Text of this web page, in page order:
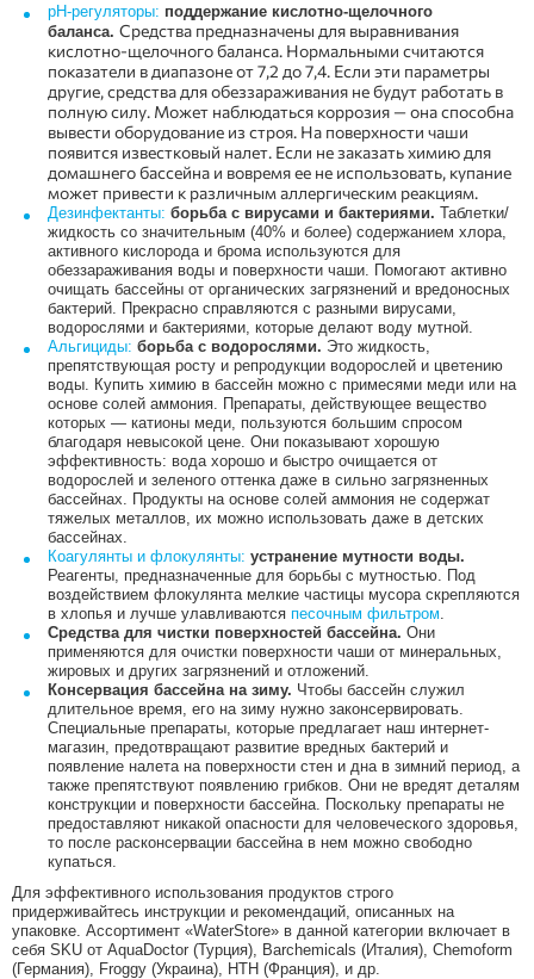
pH-регуляторы: поддержание кислотно-щелочного
баланса. Средства предназначены для выравнивания
кислотно-щелочного баланса. Нормальными считаются
показатели в диапазоне от 7,2 до 7,4. Если эти параметры
другие, средства для обеззараживания не будут работать в
полную силу. Может наблюдаться коррозия — она способна
вывести оборудование из строя. На поверхности чаши
появится известковый налет. Если не заказать химию для
домашнего бассейна и вовремя ее не использовать, купание
может привести к различным аллергическим реакциям.
Дезинфектанты: борьба с вирусами и бактериями. Таблетки/
жидкость со значительным (40% и более) содержанием хлора,
активного кислорода и брома используются для
обеззараживания воды и поверхности чаши. Помогают активно
очищать бассейны от органических загрязнений и вредоносных
бактерий. Прекрасно справляются с разными вирусами,
водорослями и бактериями, которые делают воду мутной.
Альгициды: борьба с водорослями. Это жидкость,
препятствующая росту и репродукции водорослей и цветению
воды. Купить химию в бассейн можно с примесями меди или на
основе солей аммония. Препараты, действующее вещество
которых — катионы меди, пользуются большим спросом
благодаря невысокой цене. Они показывают хорошую
эффективность: вода хорошо и быстро очищается от
водорослей и зеленого оттенка даже в сильно загрязненных
бассейнах. Продукты на основе солей аммония не содержат
тяжелых металлов, их можно использовать даже в детских
бассейнах.
Коагулянты и флокулянты: устранение мутности воды.
Реагенты, предназначенные для борьбы с мутностью. Под
воздействием флокулянта мелкие частицы мусора скрепляются
в хлопья и лучше улавливаются песочным фильтром
Средства для чистки поверхностей бассейна. Они
применяются для очистки поверхности чаши от минеральных,
жировых и других загрязнений и отложений.
Консервация бассейна на зиму. Чтобы бассейн служил
длительное время, его на зиму нужно законсервировать.
Специальные препараты, которые предлагает наш интернет-
магазин, предотвращают развитие вредных бактерий и
появление налета на поверхности стен и дна в зимний период, а
также препятствуют появлению грибков. Они не вредят деталям
конструкции и поверхности бассейна. Поскольку препараты не
предоставляют никакой опасности для человеческого здоровья,
то после расконсервации бассейна в нем можно свободно
купаться.
Для эффективного использования продуктов строго
придерживайтесь инструкции и рекомендаций, описанных на
упаковке. Ассортимент «WaterStore» в данной категории включает в
себя SKU от AquaDoctor (Турция), Barchemicals (Италия), Chemoform
(Германия), Froggy (Украина), HTH (Франция), и др.